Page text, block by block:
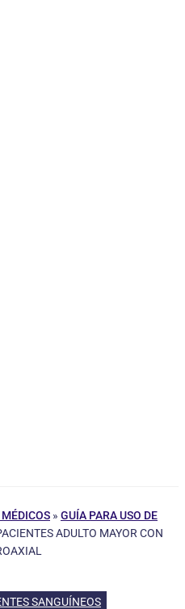
» GUÍA PARA USO DE
ADULTO MAYOR CON
SANGUÍNEOS